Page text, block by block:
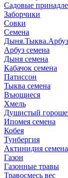
Садовые
Заборчики
Совки
Семена
Арбуз семена
Дыня семена
Кабачок семена
Патиссон
Тыква семена
Въющиеся
Хмель
Душистый
Ипомея семена
Кобея
Тунбергия
Актинидия семена
Газон
Газонные травы
Травосмесь вес